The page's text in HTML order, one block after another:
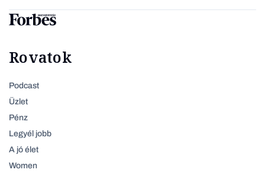
Rovatok
Podcast
Üzlet
Pénz
Legyél jobb
A jó élet
Women